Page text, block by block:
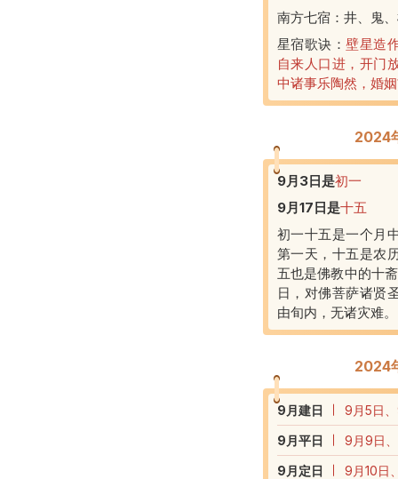
南方七宿：井、鬼
星宿歌诀：壁星造
自来人口进，开门
中诸事乐陶然，婚
2024
9月3日是初一
9月17日是十五
初一十五是一个月
第一天，十五是农
五也是佛教中的十
日，对佛菩萨诸贤
由旬内，无诸灾难
2024
9 月建日
9月5日
9 月平日
9月9日
9 月定日
9月10日